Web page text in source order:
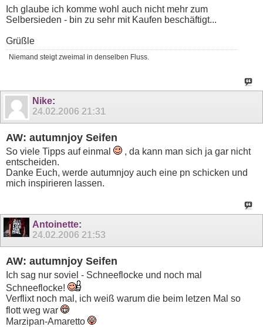
Ich glaube ich komme wohl auch nicht mehr zum
Selbersieden - bin zu sehr mit Kaufen beschäftigt...
Grüßle
Niemand steigt zweimal in denselben Fluss.
Nike:
24.02.2006 21:31
AW: autumnjoy Seifen
So viele Tipps auf einmal
, da kann man sich ja gar nicht
entscheiden.
Danke Euch, werde autumnjoy auch eine pn schicken und
mich inspirieren lassen.
Antoinette:
24.02.2006 21:53
AW: autumnjoy Seifen
Ich sag nur soviel - Schneeflocke und noch mal
Schneeflocke!
Verflixt noch mal, ich weiß warum die beim letzen Mal so
flott weg war
Marzipan-Amaretto